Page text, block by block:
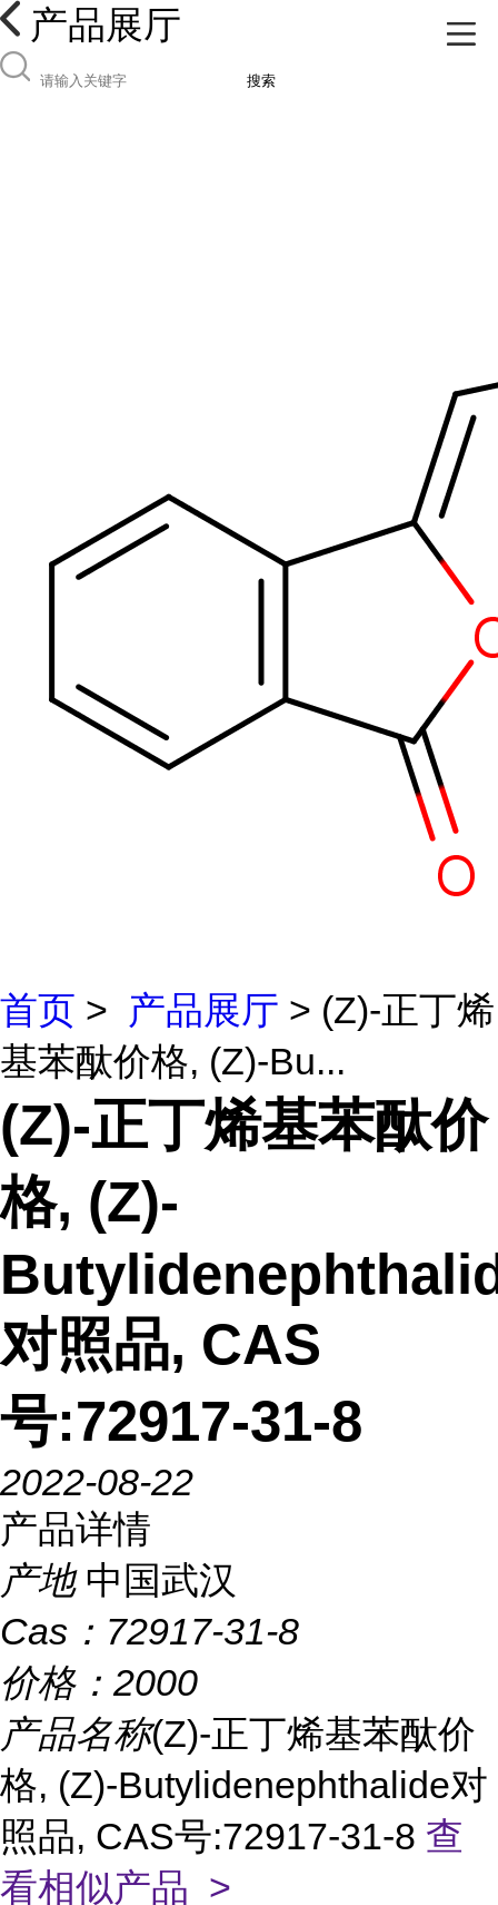
产品展厅
搜索
首页 > 产品展厅 > (Z)-正丁烯
基苯酞价格, (Z)-Bu...
(Z)-正丁烯基苯酞价
格, (Z)-
对照品, CAS
号:72917-31-8
2022-08-22
产品详情
产地 中国武汉
Cas： 72917-31-8
价格： 2000
产品名称(Z)-正丁烯基苯酞价
格, (Z)-Butylidenephthalide对
照品, CAS号:72917-31-8 查
看相似产品 >